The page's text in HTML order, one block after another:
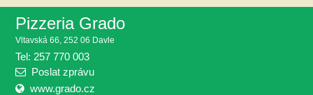
Pizzeria Grado
Vltavská 66, 252 06 Davle
Tel: 257 770 003
Poslat zprávu
www.grado.cz